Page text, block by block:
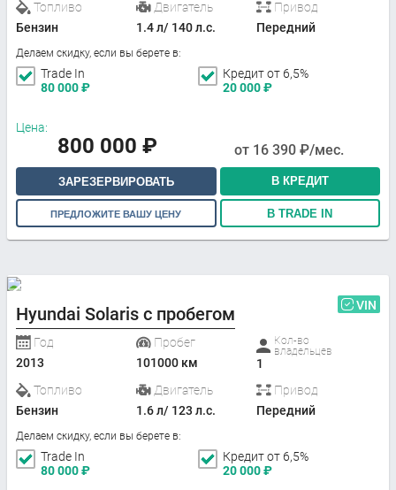
Топливо
Бензин
Двигатель
1.4 л/ 140 л.с.
Привод
Передний
Делаем скидку, если вы берете в:
Trade In
80 000₽
Кредит от 6,5%
20 000₽
Цена:
800 000 ₽ от 16 390 ₽/мес.
ЗАРЕЗЕРВИРОВАТЬ В КРЕДИТ
ПРЕДЛОЖИТЕ ВАШУ ЦЕНУ В TRADE IN
Hyundai Solaris с пробегом VIN
Год
2013
Пробег
101000 км
Кол-во
владельцев
1
Топливо
Бензин
Двигатель
1.6 л/ 123 л.с.
Привод
Передний
Делаем скидку, если вы берете в:
Trade In
80 000₽
Кредит от 6,5%
20 000₽